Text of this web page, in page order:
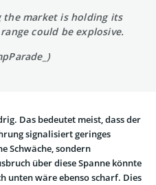
the market is holding its
could be explosive.
Das bedeutet meist, dass der
signalisiert geringes
Schwäche, sondern
über diese Spanne könnte
unten wäre ebenso scharf. Dies